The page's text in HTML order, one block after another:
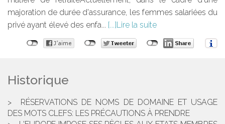
majoration de durée d'assurance, les femmes salariées du
privé ayant élevé des enfa...
Lire la suite
Historique
RÉSERVATIONS DE NOMS DE DOMAINE ET USAGE
DES MOTS CLEFS: LES PRÉCAUTIONS À PRENDRE